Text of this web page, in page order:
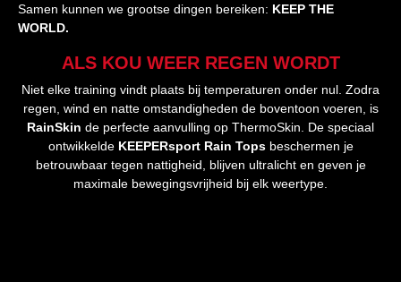
Samen kunnen we grootse dingen bereiken: KEEP THE
WORLD.
ALS KOU WEER REGEN WORDT
Niet elke training vindt plaats bij temperaturen onder nul. Zodra
regen, wind en natte omstandigheden de boventoon voeren, is
RainSkin de perfecte aanvulling op ThermoSkin. De speciaal
ontwikkelde KEEPERsport Rain Topsbeschermen je
betrouwbaar tegen nattigheid, blijven ultralicht en geven je
maximale bewegingsvrijheid bij elk weertype.